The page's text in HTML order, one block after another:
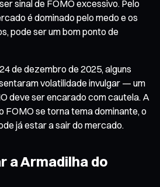
sinal de FOMO excessivo. Pelo
é dominado pelo medo e os
pode ser um bom ponto de
de dezembro de 2025, alguns
volatilidade invulgar — um
deve ser encarado com cautela. A
FOMO se torna tema dominante, o
já estar a sair do mercado.
a Armadilha do